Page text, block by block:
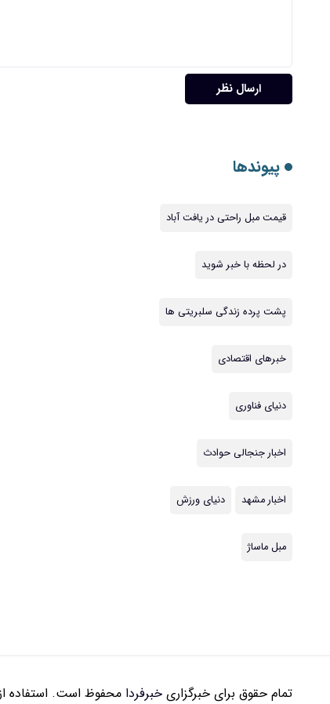
ارسال نظر
پیوندها
قیمت مبل راحتی در یافت آباد
در لحظه با خبر شوید
پشت پرده زندگی سلبریتی ها
خبرهای اقتصادی
دنیای فناوری
اخبار جنجالی حوادث
اخبار مشهد دنیای ورزش
مبل ماساژ
تمام حقوق برای خبرگزاری خبرفردا محفوظ است. استفاده